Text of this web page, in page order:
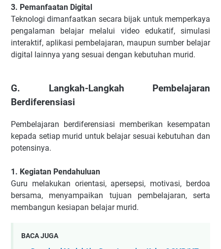
3. Pemanfaatan Digital
Teknologi dimanfaatkan secara bijak untuk memperkaya
pengalaman belajar melalui video edukatif, simulasi
interaktif, aplikasi pembelajaran, maupun sumber belajar
digital lainnya yang sesuai dengan kebutuhan murid.
G. Langkah-Langkah Pembelajaran
Berdiferensiasi
Pembelajaran berdiferensiasi memberikan kesempatan
kepada setiap murid untuk belajar sesuai kebutuhan dan
potensinya.
1. Kegiatan Pendahuluan
Guru melakukan orientasi, apersepsi, motivasi, berdoa
bersama, menyampaikan tujuan pembelajaran, serta
membangun kesiapan belajar murid.
BACA JUGA